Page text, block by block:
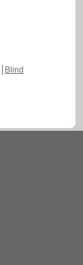
Blind